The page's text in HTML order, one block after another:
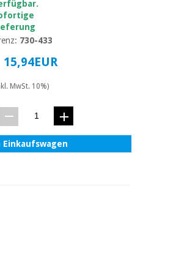
730-433
15,94EUR
MwSt. 10%)